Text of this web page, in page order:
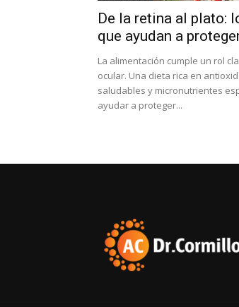
De la retina al plato:
que ayudan a
La alimentación cumple un rol
ocular. Una dieta rica en
saludables y micronutrientes
ayudar a proteger...